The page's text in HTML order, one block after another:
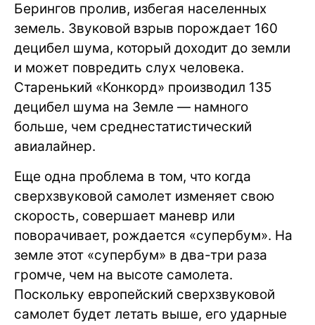
Берингов пролив, избегая населенных
земель. Звуковой взрыв порождает 160
децибел шума, который доходит до земли
и может повредить слух человека.
Старенький «Конкорд» производил 135
децибел шума на Земле — намного
больше, чем среднестатистический
авиалайнер.
Еще одна проблема в том, что когда
сверхзвуковой самолет изменяет свою
скорость, совершает маневр или
поворачивает, рождается «супербум». На
земле этот «супербум» в два-три раза
громче, чем на высоте самолета.
Поскольку европейский сверхзвуковой
самолет будет летать выше, его ударные